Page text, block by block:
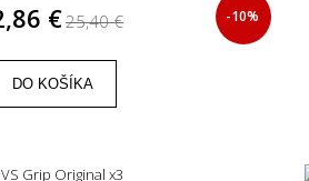
€25,40 € -10%
DO KOŠÍKA